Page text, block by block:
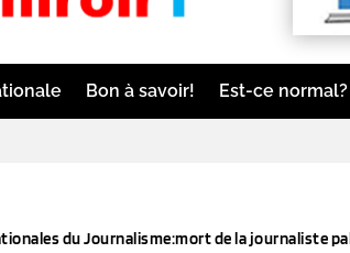
Bon à savoir! Est-ce normal?
du Journalisme:mort de la journaliste